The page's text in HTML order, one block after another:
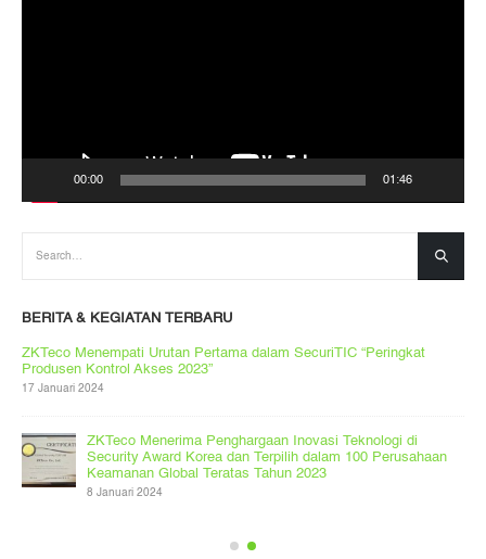
00:00 01:46
BERITA & KEGIATAN TERBARU
ZKTeco Menempati Urutan Pertama dalam SecuriTIC “Peringkat
Produsen Kontrol Akses 2023”
17 Januari 2024
ZKTeco Menerima Penghargaan Inovasi Teknologi di
Security Award Korea dan Terpilih dalam 100 Perusahaan
Keamanan Global Teratas Tahun 2023
8 Januari 2024